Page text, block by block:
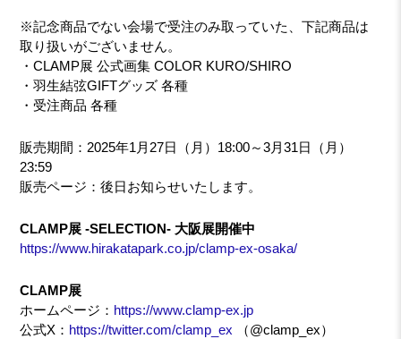
※記念商品でない会場で受注のみ取っていた、下記商品は
取り扱いがございません。
・CLAMP展 公式画集 COLOR KURO/SHIRO
・羽生結弦GIFTグッズ 各種
・受注商品 各種
販売期間：2025年1月27日（月）18:00～3月31日（月）
23:59
販売ページ：後日お知らせいたします。
CLAMP展 -SELECTION- 大阪展開催中
https://www.hirakatapark.co.jp/clamp-ex-osaka/
CLAMP展
ホームページ： https://www.clamp-ex.jp
公式X： https://twitter.com/clamp_ex （@clamp_ex）